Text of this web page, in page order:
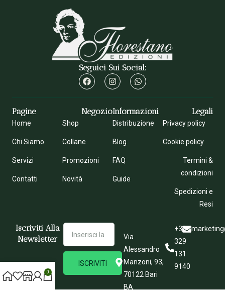
Seguici Sui Social:
Pagine
Home
Chi Siamo
Servizi
Contatti
Negozio
Shop
Collane
Promozioni
Novità
Informazioni
Distribuzione
Blog
FAQ
Guide
Legali
Privacy policy
Cookie policy
Termini &
condizioni
Spedizioni e
Resi
Iscriviti Alla
Newsletter
ISCRIVITI
Via
Alessandro
Manzoni, 93,
70122 Bari
BA
+39
329
131
9140
0